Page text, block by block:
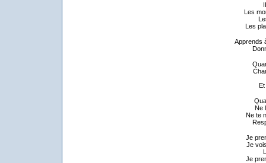
Les
Les
Apprends
Et
Ne
Ne te
Je
Je
Je